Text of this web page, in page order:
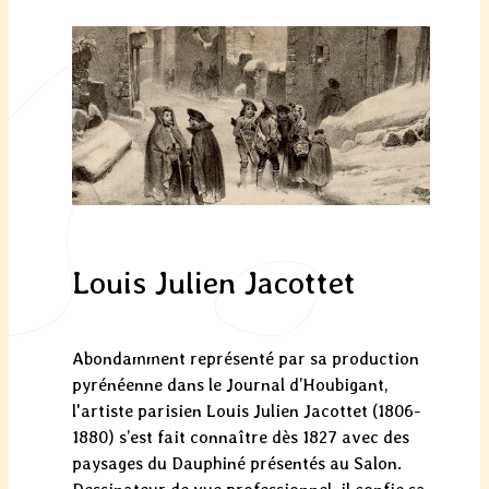
Louis Julien Jacottet
Abondamment représenté par sa production
pyrénéenne dans le Journal d’Houbigant,
l'artiste parisien Louis Julien Jacottet (1806-
1880) s’est fait connaître dès 1827 avec des
paysages du Dauphiné présentés au Salon.